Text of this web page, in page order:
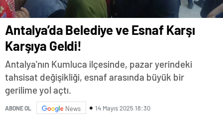
Antalya’da Belediye ve Esnaf Karşı
Karşıya Geldi!
Antalya'nın Kumluca ilçesinde, pazar yerindeki
tahsisat değişikliği, esnaf arasında büyük bir
gerilime yol açtı.
ABONE OL News 14 Mayıs 2025 18:30